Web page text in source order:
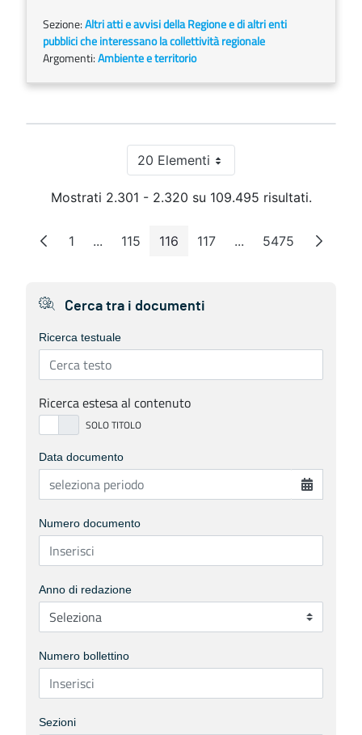
Sezione:Altri atti e avvisi della Regione e di altri enti
pubblici che interessano la collettività regionale
Argomenti:Ambiente e territorio
20 ElementiPer pagina
Mostrati 2.301 - 2.320 su 109.495 risultati.
Pagina
1 ...Pagine intermedie
Pagina
115 Pagina
116 Pagina
117 ...Pagine intermedie
Pagina
5475
Cerca tra i documenti
Ricerca testuale
Ricerca estesa al contenuto
Data documento
Numero documento
Anno di redazione
Numero bollettino
Sezioni